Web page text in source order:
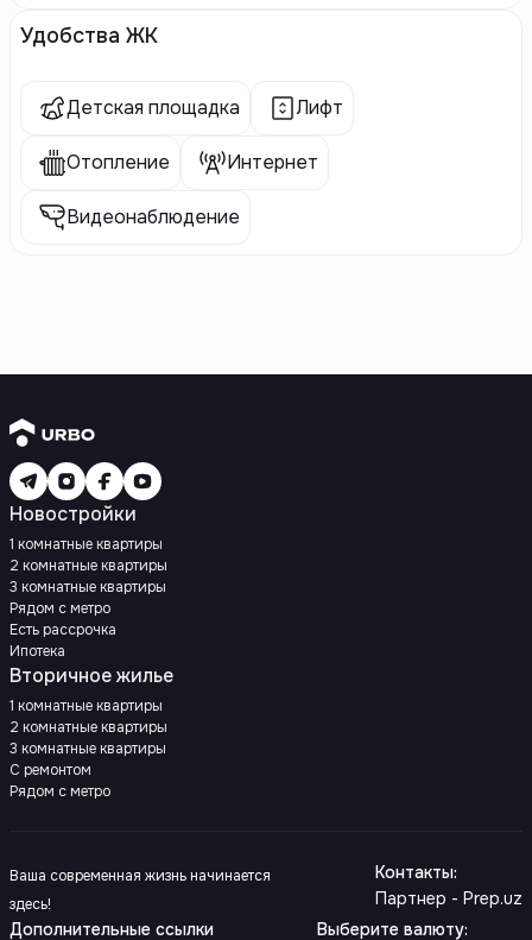
Удобства ЖК
Детская площадка Лифт
Отопление Интернет
Видеонаблюдение
Новостройки
1 комнатные квартиры
2 комнатные квартиры
3 комнатные квартиры
Рядом с метро
Есть рассрочка
Ипотека
Вторичное жилье
1 комнатные квартиры
2 комнатные квартиры
3 комнатные квартиры
С ремонтом
Рядом с метро
Ваша современная жизнь начинается
здесь!
Контакты:
Партнер - Prep.uz
Дополнительные ссылки
Выберите валюту: